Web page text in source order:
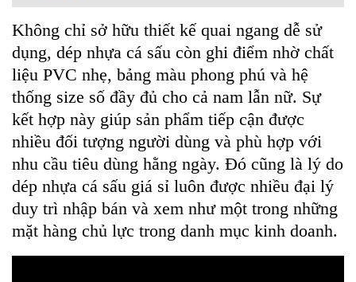
Không chỉ sở hữu thiết kế quai ngang dễ sử
dụng, dép nhựa cá sấu còn ghi điểm nhờ chất
liệu PVC nhẹ, bảng màu phong phú và hệ
thống size số đầy đủ cho cả nam lẫn nữ. Sự
kết hợp này giúp sản phẩm tiếp cận được
nhiều đối tượng người dùng và phù hợp với
nhu cầu tiêu dùng hằng ngày. Đó cũng là lý do
dép nhựa cá sấu giá sỉ luôn được nhiều đại lý
duy trì nhập bán và xem như một trong những
mặt hàng chủ lực trong danh mục kinh doanh.